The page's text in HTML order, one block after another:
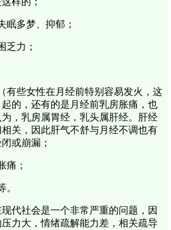
眠多梦、抑郁；
乏力；
有些女性在月经前特别容易发火，这
的，还有的是月经前乳房胀痛，也
，乳房属胃经，乳头属肝经。肝经
关，因此肝气不舒与月经不调也有
或崩漏；
痛；
。
代社会是一个非常严重的问题，因
力大，情绪疏解能力差，相关疏导